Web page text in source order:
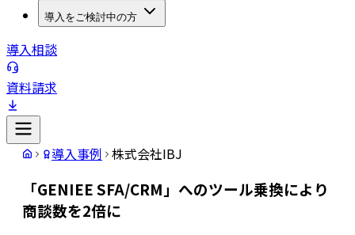
導入をご検討中の方
導入相談
資料請求
導入事例 株式会社IBJ
「GENIEE SFA/CRM」へのツール乗換により
商談数を2倍に